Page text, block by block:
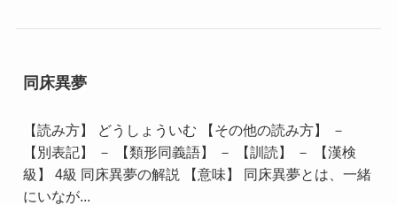
同床異夢
【読み方】 どうしょういむ 【その他の読み方】 －
【別表記】 － 【類形同義語】 － 【訓読】 － 【漢検
級】 4級 同床異夢の解説 【意味】 同床異夢とは、一緒
にいなが...